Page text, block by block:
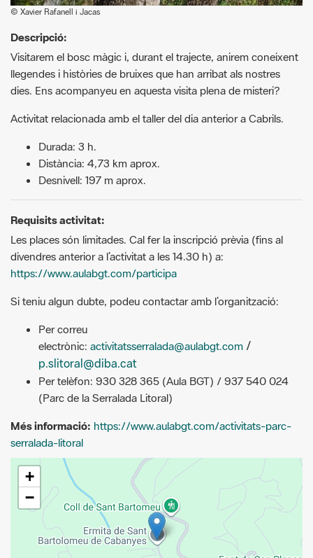
llegendes i històries de bruixes que han arribat als nostres
Activitat relacionada amb el taller del dia anterior a Cabrils.
Durada: 3 h.
Distància: 4,73 km aprox.
Desnivell: 197 m aprox.
Requisits activitat:
Les places són limitades. Cal fer la inscripció prèvia (fins al
divendres anterior a l’activitat a les 14.30 h) a:
Si teniu algun dubte, podeu contactar amb l’organització:
Per correu
electrònic:activitatsserralada@aulabgt.com
p.slitoral@diba.cat
(Parc de la Serralada Litoral)
Més informació: https://www.aulabgt.com/activitats-parc-
serralada-litoral
−
| © Diputació de Barcelona